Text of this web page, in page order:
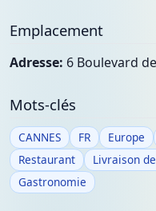
Emplacement
Adresse: 6 Boulevard
Mots-clés
CANNES FR Europe
Restaurant
Livraison
Gastronomie